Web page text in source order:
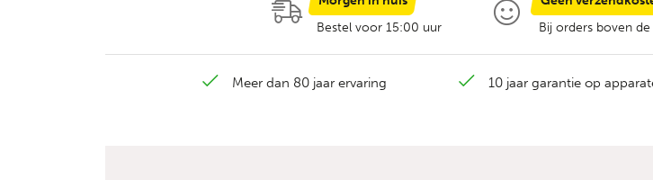
Bestel voor 15:00 uur
Bij orders boven
Meer dan 80 jaar ervaring 10 jaar garantie op